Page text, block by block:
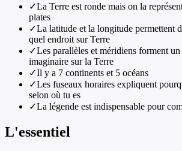
✓La Terre est ronde mais on la
plates
✓La latitude et la longitude permettent
quel endroit sur Terre
✓Les parallèles et méridiens forment
imaginaire sur la Terre
✓Il y a 7 continents et 5 océans
✓Les fuseaux horaires expliquent
selon où tu es
✓La légende est indispensable pour
L'essentiel